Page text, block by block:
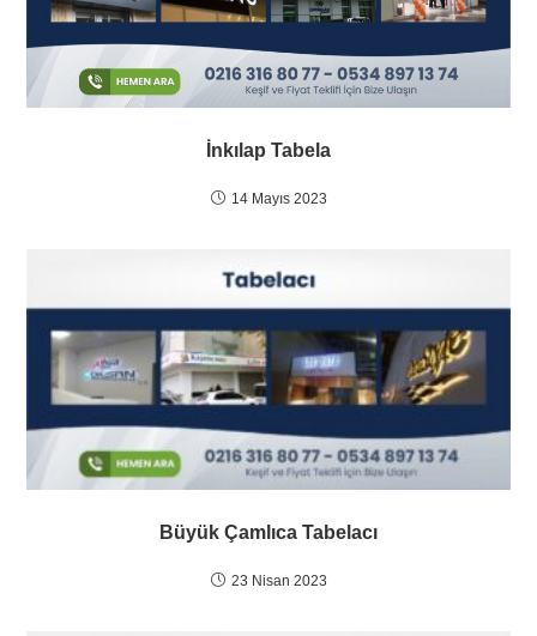
İnkılap Tabela
14 Mayıs 2023
Büyük Çamlıca Tabelacı
23 Nisan 2023